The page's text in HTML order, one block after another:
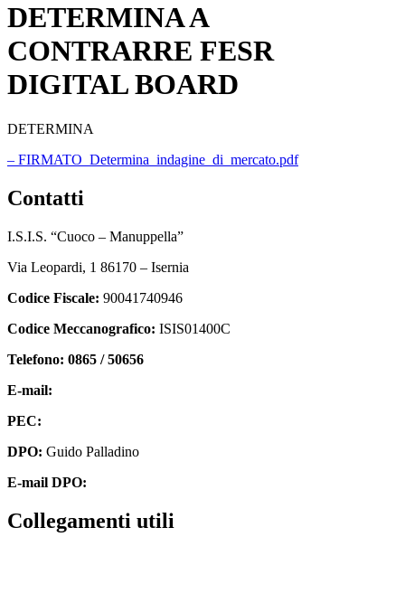
DETERMINA A
CONTRARRE FESR
DIGITAL BOARD
DETERMINA
– FIRMATO_Determina_indagine_di_mercato.pdf
contatti
I.S.I.S. “Cuoco – Manuppella”
Via Leopardi, 1 86170 – Isernia
Codice Fiscale: 90041740946
Codice Meccanografico: ISIS01400C
Telefono: 0865 / 50656
E-mail:
PEC:
DPO: Guido Palladino
E-mail DPO:
collegamenti utili